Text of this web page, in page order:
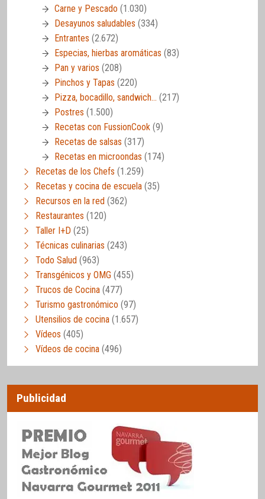
Carne y Pescado (1.030)
Desayunos saludables (334)
Entrantes (2.672)
Especias, hierbas aromáticas (83)
Pan y varios (208)
Pinchos y Tapas (220)
Pizza, bocadillo, sandwich… (217)
Postres (1.500)
Recetas con FussionCook (9)
Recetas de salsas (317)
Recetas en microondas (174)
Recetas de los Chefs (1.259)
Recetas y cocina de escuela (35)
Recursos en la red (362)
Restaurantes (120)
Taller I+D (25)
Técnicas culinarias (243)
Todo Salud (963)
Transgénicos y OMG (455)
Trucos de Cocina (477)
Turismo gastronómico (97)
Utensilios de cocina (1.657)
Vídeos (405)
Vídeos de cocina (496)
Publicidad